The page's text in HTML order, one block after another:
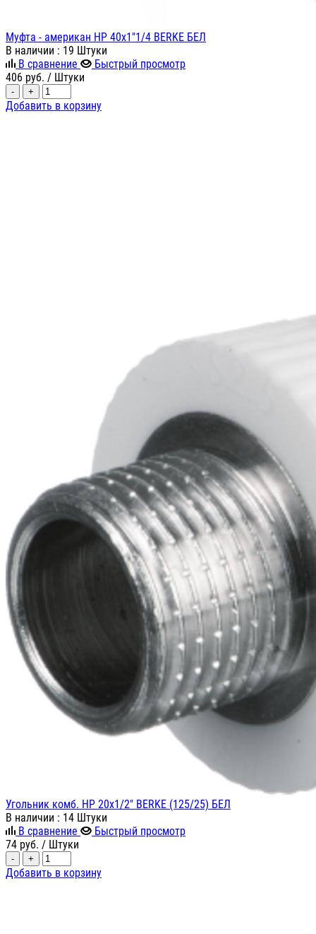
Муфта - американ НР 40х1"1/4 BERKE БЕЛ
В наличии : 19 Штуки
В сравнение
Быстрый просмотр
406 руб. / Штуки
- +
Добавить в корзину
Угольник комб. НР 20х1/2" BERKE (125/25) БЕЛ
В наличии : 14 Штуки
В сравнение
Быстрый просмотр
74 руб. / Штуки
- +
Добавить в корзину